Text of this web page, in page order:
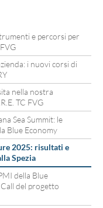
e percorsi per
i nuovi corsi di
nella nostra
TC FVG
Sea Summit: le
Blue Economy
2025: risultati e
Spezia
della Blue
del progetto